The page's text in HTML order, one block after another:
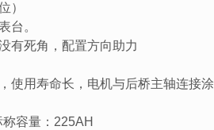
）
台。
有死角，配置方向助力
使用寿命长，电机与后桥主轴连接涂
容量：225AH